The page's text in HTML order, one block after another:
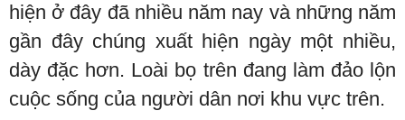
hiện ở đây đã nhiều năm nay và những năm
gần đây chúng xuất hiện ngày một nhiều,
dày đặc hơn. Loài bọ trên đang làm đảo lộn
cuộc sống của người dân nơi khu vực trên.